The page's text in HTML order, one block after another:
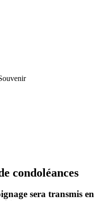
condoléances
sera transmis en